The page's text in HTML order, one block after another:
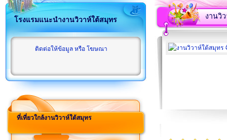
โรงแรมแนะนำงานวิวาห์ใต้สมุทร
ติดต่อให้ข้อมูล หรือ โฆษณา
ที่เที่ยวใกล้งานวิวาห์ใต้สมุทร
งานวิ